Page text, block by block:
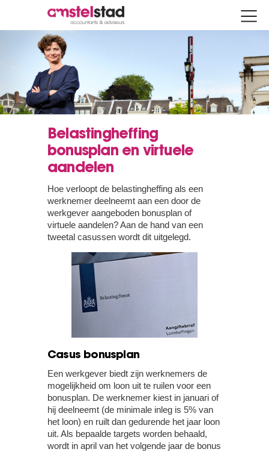
Belastingheffing
bonusplan en virtuele
aandelen
Hoe verloopt de belastingheffing als een
werknemer deelneemt aan een door de
werkgever aangeboden bonusplan of
virtuele aandelen? Aan de hand van een
tweetal casussen wordt dit uitgelegd.
Casus bonusplan
Een werkgever biedt zijn werknemers de
mogelijkheid om loon uit te ruilen voor een
bonusplan. De werknemer kiest in januari of
hij deelneemt (de minimale inleg is 5% van
het loon) en ruilt dan gedurende het jaar loon
uit. Als bepaalde targets worden behaald,
wordt in april van het volgende jaar de bonus